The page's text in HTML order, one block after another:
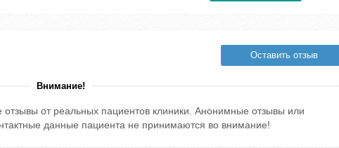
Оставить отзыв
Внимание!
от реальных пациентов клиники. Анонимные отзывы или
данные пациента не принимаются во внимание!